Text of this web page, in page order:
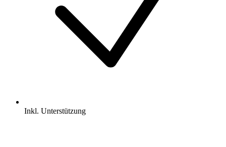
Inkl. Unterstützung